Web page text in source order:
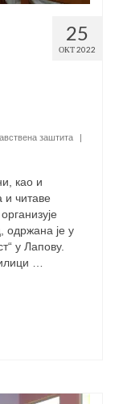
25
ОКТ 2022
заштита
|
као и
читаве
одржана је у
у Лапову.
…